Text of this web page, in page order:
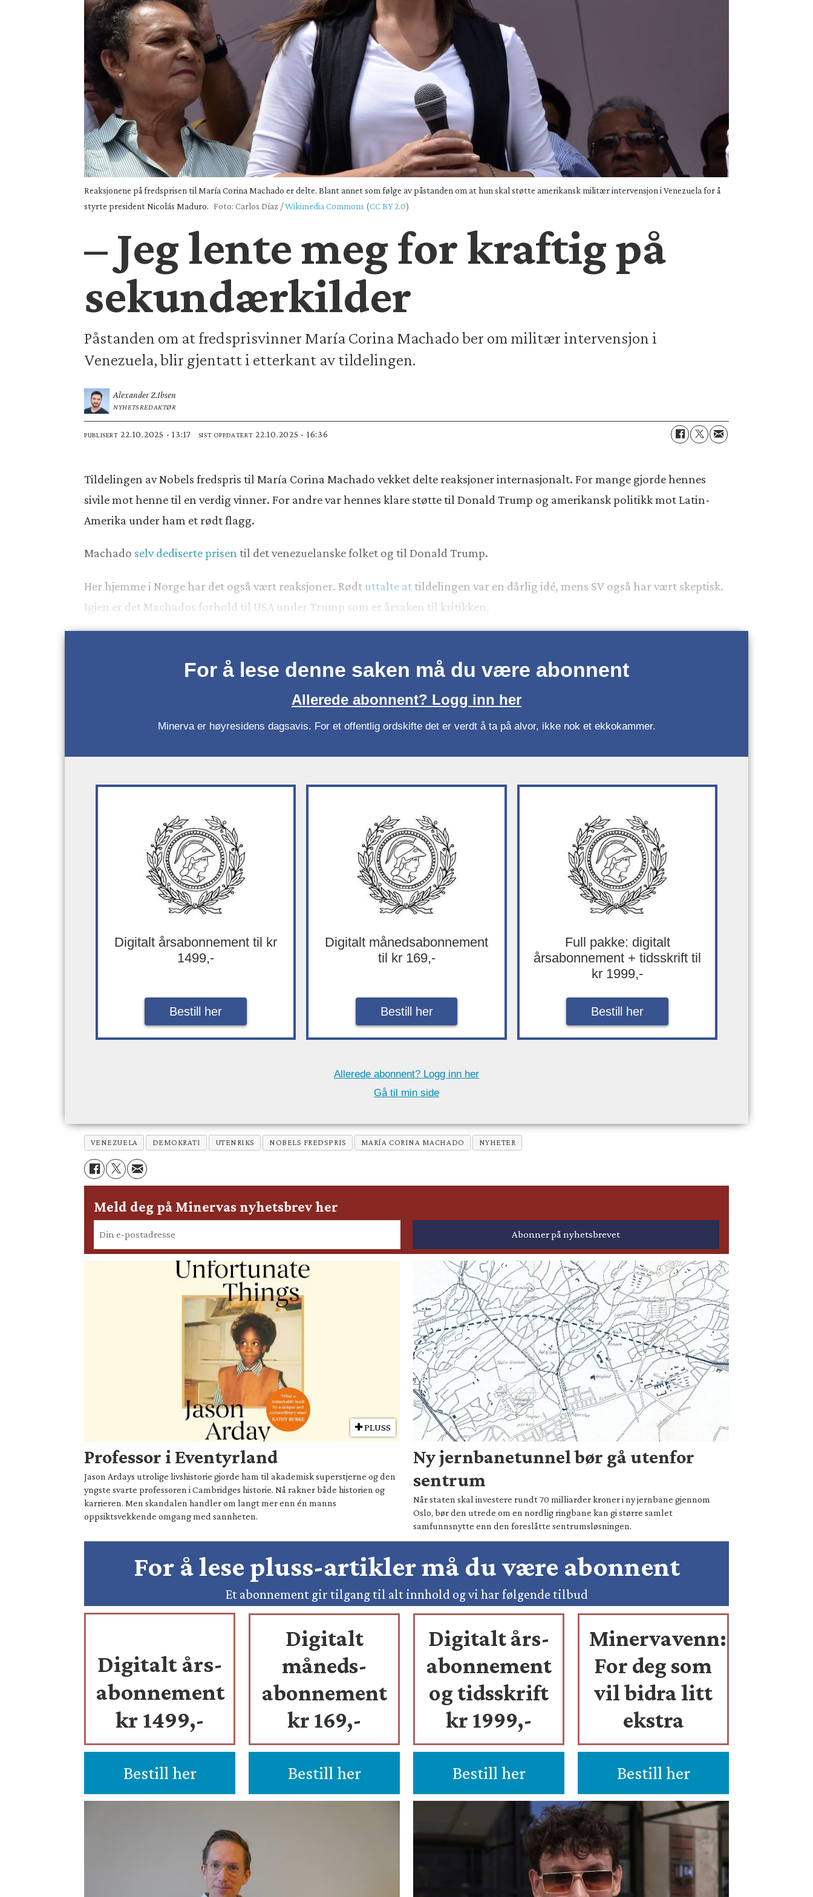
Reaksjonene på fredsprisen til María Corina Machado er delte. Blant annet som følge av påstanden om at hun skal støtte amerikansk militær intervensjon i Venezuela for å
styrte president Nicolás Maduro. Foto: Carlos Díaz /Wikimedia Commons (CC BY 2.0)
– Jeg lente meg for kraftig på
sekundærkilder
Påstanden om at fredsprisvinner María Corina Machado ber om militær intervensjon i
Venezuela, blir gjentatt i etterkant av tildelingen.
Alexander Z.Ibsen
NYHETSREDAKTØR
PUBLISERT 22.10.2025 - 13:17 SIST OPPDATERT 22.10.2025 - 16:36
Tildelingen av Nobels fredspris til María Corina Machado vekket delte reaksjoner internasjonalt. For mange gjorde hennes
sivile mot henne til en verdig vinner. For andre var hennes klare støtte til Donald Trump og amerikansk politikk mot Latin-
Amerika under ham et rødt flagg.
Machado selv dediserte prisen til det venezuelanske folket og til Donald Trump.
Her hjemme i Norge har det også vært reaksjoner. Rødtuttalte attildelingen var en dårlig idé, mens SV også har vært skeptisk.
Igjen er det Machados forhold til USA under Trump som er årsaken til kritikken.
For å lese denne saken må du være abonnent
Allerede abonnent? Logg inn her
Minerva er høyresidens dagsavis. For et offentlig ordskifte det er verdt å ta på alvor, ikke nok et ekkokammer.
Digitalt årsabonnement til kr
1499,-
Bestill her
Digitalt månedsabonnement
til kr 169,-
Bestill her
Full pakke: digitalt
årsabonnement + tidsskrift til
kr 1999,-
Bestill her
Allerede abonnent? Logg inn her
Gå til min side
VENEZUELA DEMOKRATI UTENRIKS NOBELS FREDSPRIS MARÍA CORINA MACHADO NYHETER
Meld deg på Minervas nyhetsbrev her
PLUSS
Professor i Eventyrland
Jason Ardays utrolige livshistorie gjorde ham til akademisk superstjerne og den
yngste svarte professoren i Cambridges historie. Nå rakner både historien og
karrieren. Men skandalen handler om langt mer enn én manns
oppsiktsvekkende omgang med sannheten.
Ny jernbanetunnel bør gå utenfor
sentrum
Når staten skal investere rundt 70 milliarder kroner i ny jernbane gjennom
Oslo, bør den utrede om en nordlig ringbane kan gi større samlet
samfunnsnytte enn den foreslåtte sentrumsløsningen.
For å lese pluss-artikler må du være abonnent
Et abonnement gir tilgang til alt innhold og vi har følgende tilbud
Digitalt års-
abonnement
kr 1499,-
Bestill her
Digitalt
måneds-
abonnement
kr 169,-
Bestill her
Digitalt års-
abonnement
og tidsskrift
kr 1999,-
Bestill her
Minervavenn:
For deg som
vil bidra litt
ekstra
Bestill her